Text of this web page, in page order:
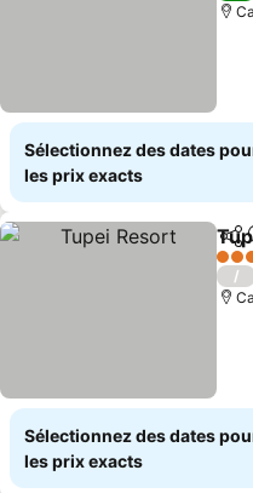
Sélectionnez des dates
les prix exacts
3
/
Sélectionnez des dates
les prix exacts